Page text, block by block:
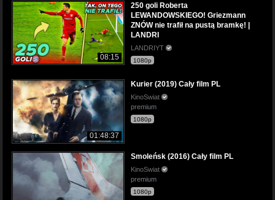
08:15
250 goli Roberta
LEWANDOWSKIEGO! Griezmann
ZNÓW nie trafił na pustą bramkę! |
LANDRI
LANDRIYT
1080p
01:48:37
Kurier (2019) Cały film PL
KinoSwiat
premium
1080p
Smoleńsk (2016) Cały film PL
KinoSwiat
premium
1080p